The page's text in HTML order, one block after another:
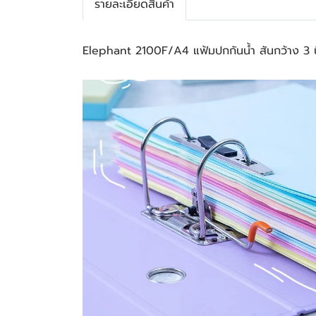
รายละเอียดสินค้า
Elephant 2100F/A4 แฟ้มปกกันน้ำ สันกว้าง 3